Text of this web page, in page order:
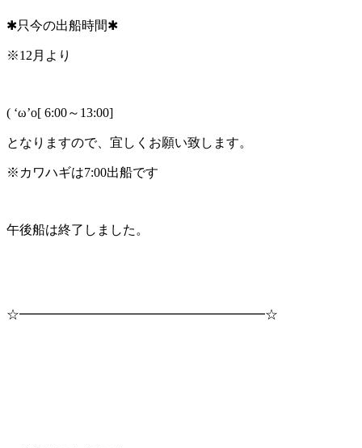
✱只今の出船時間✱
※12月より
( ‘ω’o[ 6:00～13:00]
となりますので、宜しくお願い致します。
※カワハギは7:00出船です
午後船は終了しました。
☆━━━━━━━━━━━━━━━━━━━☆